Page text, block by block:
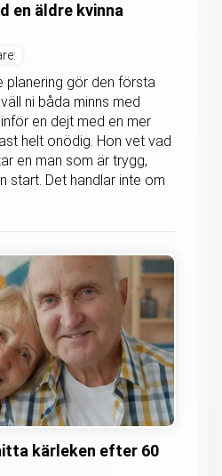
en äldre kvinna
planering gör den första
ni båda minns med
en dejt med en mer
helt onödig. Hon vet vad
en man som är trygg,
start. Det handlar inte om
kärleken efter 60